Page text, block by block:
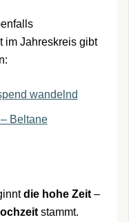
im Jahreskreis gibt
wandelnd
Beltane
die hohe Zeit–
stammt.